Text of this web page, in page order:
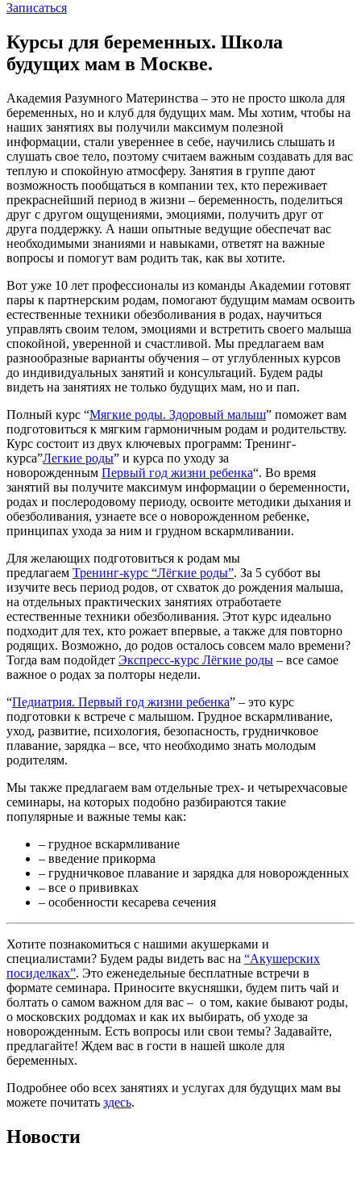
Записаться
Курсы для беременных. Школа
будущих мам в Москве.
Академия Разумного Материнства – это не просто школа для
беременных, но и клуб для будущих мам. Мы хотим, чтобы на
наших занятиях вы получили максимум полезной
информации, стали увереннее в себе, научились слышать и
слушать свое тело, поэтому считаем важным создавать для вас
теплую и спокойную атмосферу. Занятия в группе дают
возможность пообщаться в компании тех, кто переживает
прекраснейший период в жизни – беременность, поделиться
друг с другом ощущениями, эмоциями, получить друг от
друга поддержку. А наши опытные ведущие обеспечат вас
необходимыми знаниями и навыками, ответят на важные
вопросы и помогут вам родить так, как вы хотите.
Вот уже 10 лет профессионалы из команды Академии готовят
пары к партнерским родам, помогают будущим мамам освоить
естественные техники обезболивания в родах, научиться
управлять своим телом, эмоциями и встретить своего малыша
спокойной, уверенной и счастливой. Мы предлагаем вам
разнообразные варианты обучения – от углубленных курсов
до индивидуальных занятий и консультаций. Будем рады
видеть на занятиях не только будущих мам, но и пап.
Полный курс “Мягкие роды. Здоровый малыш” поможет вам
подготовиться к мягким гармоничным родам и родительству.
Курс состоит из двух ключевых программ: Тренинг-
курса”Легкие роды” и курса по уходу за
новорожденным Первый год жизни ребенка“. Во время
занятий вы получите максимум информации о беременности,
родах и послеродовому периоду, освоите методики дыхания и
обезболивания, узнаете все о новорожденном ребенке,
принципах ухода за ним и грудном вскармливании.
Для желающих подготовиться к родам мы
предлагаем Тренинг-курс “Лёгкие роды”. За 5 суббот вы
изучите весь период родов, от схваток до рождения малыша,
на отдельных практических занятиях отработаете
естественные техники обезболивания. Этот курс идеально
подходит для тех, кто рожает впервые, а также для повторно
родящих. Возможно, до родов осталось совсем мало времени?
Тогда вам подойдет Экспресс-курс Лёгкие роды – все самое
важное о родах за полторы недели.
“Педиатрия. Первый год жизни ребенка” – это курс
подготовки к встрече с малышом. Грудное вскармливание,
уход, развитие, психология, безопасность, грудничковое
плавание, зарядка – все, что необходимо знать молодым
родителям.
Мы также предлагаем вам отдельные трех- и четырехчасовые
семинары, на которых подобно разбираются такие
популярные и важные темы как:
– грудное вскармливание
– введение прикорма
– грудничковое плавание и зарядка для новорожденных
– все о прививках
– особенности кесарева сечения
Хотите познакомиться с нашими акушерками и
специалистами? Будем рады видеть вас на “Акушерских
посиделках”. Это еженедельные бесплатные встречи в
формате семинара. Приносите вкусняшки, будем пить чай и
болтать о самом важном для вас – о том, какие бывают роды,
о московских роддомах и как их выбирать, об уходе за
новорожденным. Есть вопросы или свои темы? Задавайте,
предлагайте! Ждем вас в гости в нашей школе для
беременных.
Подробнее обо всех занятиях и услугах для будущих мам вы
можете почитать здесь.
Новости